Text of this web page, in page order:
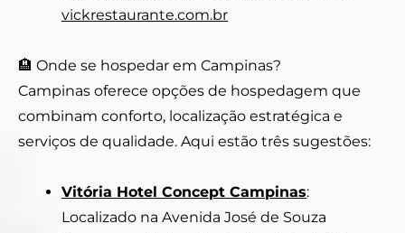
vickrestaurante.com.br
🏨 Onde se hospedar em Campinas?
Campinas oferece opções de hospedagem que
combinam conforto, localização estratégica e
serviços de qualidade. Aqui estão três sugestões:
Vitória Hotel Concept Campinas:
Localizado na Avenida José de Souza